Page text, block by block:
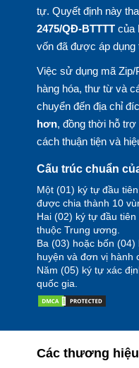
tự. Quyết định này
2475/QĐ-BTTTTcủa
vốn đã được áp dụng
Việc sử dụng mã Zip/
hàng hóa, thư từ và
chuyển đến địa chỉ
hơn, đồng thời hỗ trợ
cách thuận tiện và
Cấu trúc chuẩn
Một (01) ký tự đầu
được chia thành 10
Hai (02) ký tự đầu
thuộc Trung ương.
Ba (03) hoặc bốn (04)
huyện và đơn vị hành
Năm (05) ký tự xác
quốc gia.
Các thương